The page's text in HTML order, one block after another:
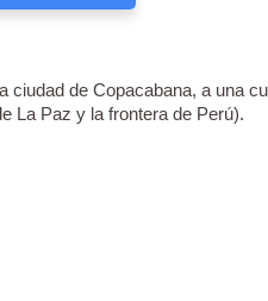
ciudad de Copacabana, a una
La Paz y la frontera de Perú).